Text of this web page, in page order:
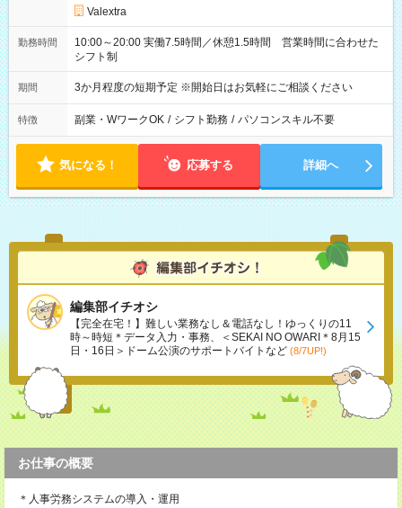
Valextra
勤務時間
10:00～20:00 実働7.5時間／休憩1.5時間 営業時間に合わせた
シフト制
期間 3か月程度の短期予定 ※開始日はお気軽にご相談ください
特徴 副業・WワークOK / シフト勤務 / パソコンスキル不要
気になる！ 応募する 詳細へ
編集部イチオシ
【完全在宅！】難しい業務なし＆電話なし！ゆっくりの11
時～時短＊データ入力・事務、＜SEKAI NO OWARI＊8月15
日・16日＞ドーム公演のサポートバイトなど (8/7UP!)
お仕事の概要
＊人事労務システムの導入・運用